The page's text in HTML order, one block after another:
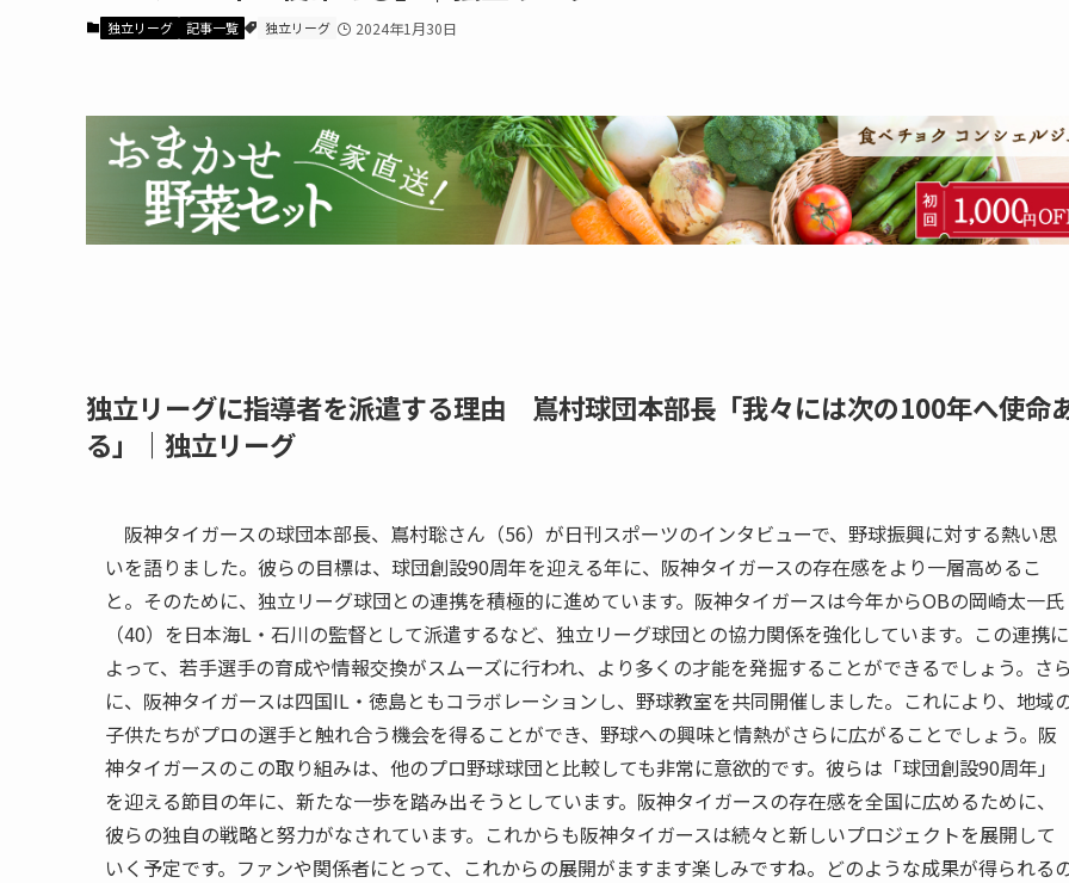
独立リーグ 記事一覧 独立リーグ 2024年1月30日
独立リーグに指導者を派遣する理由 嶌村球団本部長「我々には次の100年へ使命
る」｜独立リーグ
阪神タイガースの球団本部長、嶌村聡さん（56）が日刊スポーツのインタビューで、野球振興に対する熱い思
いを語りました。彼らの目標は、球団創設90周年を迎える年に、阪神タイガースの存在感をより一層高めるこ
と。そのために、独立リーグ球団との連携を積極的に進めています。阪神タイガースは今年からOBの岡崎太一氏
（40）を日本海L・石川の監督として派遣するなど、独立リーグ球団との協力関係を強化しています。この連携に
よって、若手選手の育成や情報交換がスムーズに行われ、より多くの才能を発掘することができるでしょう。さ
に、阪神タイガースは四国IL・徳島ともコラボレーションし、野球教室を共同開催しました。これにより、地域
子供たちがプロの選手と触れ合う機会を得ることができ、野球への興味と情熱がさらに広がることでしょう。阪
神タイガースのこの取り組みは、他のプロ野球球団と比較しても非常に意欲的です。彼らは「球団創設90周年」
を迎える節目の年に、新たな一歩を踏み出そうとしています。阪神タイガースの存在感を全国に広めるために、
彼らの独自の戦略と努力がなされています。これからも阪神タイガースは続々と新しいプロジェクトを展開して
いく予定です。ファンや関係者にとって、これからの展開がますます楽しみですね。どのような成果が得られる